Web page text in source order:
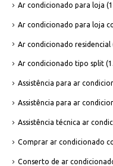
Ar condicionado para loja
Ar condicionado para loja
Ar condicionado residencial
Ar condicionado tipo split
Assistência para ar
Assistência para ar
Assistência técnica ar
Comprar ar condicionado
Conserto de ar